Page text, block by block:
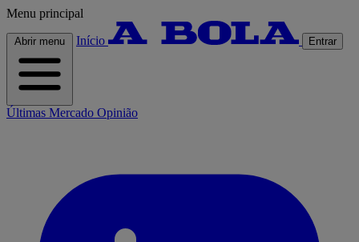
Menu principal
Abrir menu Início Entrar
Últimas Mercado Opinião